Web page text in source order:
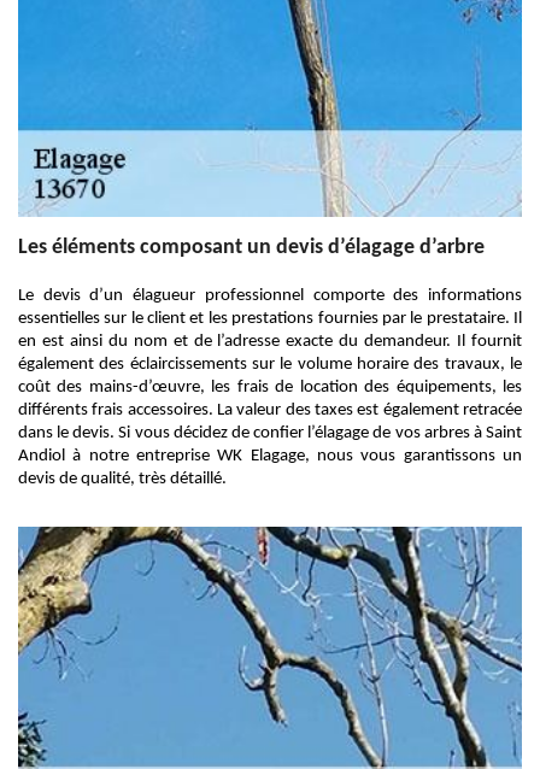
Les éléments composant un devis d’élagage d’arbre
Le devis d’un élagueur professionnel comporte des informations
essentielles sur le client et les prestations fournies par le prestataire. Il
en est ainsi du nom et de l’adresse exacte du demandeur. Il fournit
également des éclaircissements sur le volume horaire des travaux, le
coût des mains-d’œuvre, les frais de location des équipements, les
différents frais accessoires. La valeur des taxes est également retracée
dans le devis. Si vous décidez de confier l’élagage de vos arbres à Saint
Andiol à notre entreprise WK Elagage, nous vous garantissons un
devis de qualité, très détaillé.